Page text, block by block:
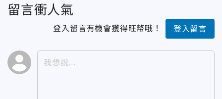
留言衝人氣
登入留言有機會獲得旺幣哦！ 登入留言